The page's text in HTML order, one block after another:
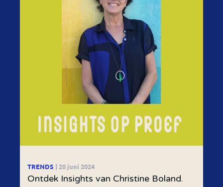
TRENDS | 20 juni 2024
Ontdek Insights van Christine Boland.